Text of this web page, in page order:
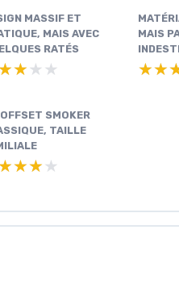
MASSIF ET
MAIS AVEC
RATÉS
MAIS
SMOKER
TAILLE